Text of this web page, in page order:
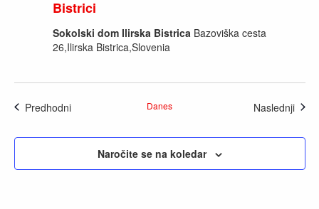
Bistrici
Sokolski dom Ilirska Bistrica Bazoviška cesta
26,Ilirska Bistrica,Slovenia
PredhodniDogodki Danes Naslednji
Naročite se na koledar